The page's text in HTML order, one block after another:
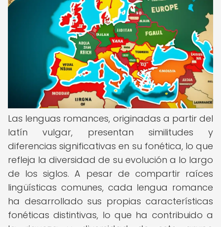
Las lenguas romances, originadas a partir del
latín vulgar, presentan similitudes y
diferencias significativas en su fonética, lo que
refleja la diversidad de su evolución a lo largo
de los siglos. A pesar de compartir raíces
lingüísticas comunes, cada lengua romance
ha desarrollado sus propias características
fonéticas distintivas, lo que ha contribuido a